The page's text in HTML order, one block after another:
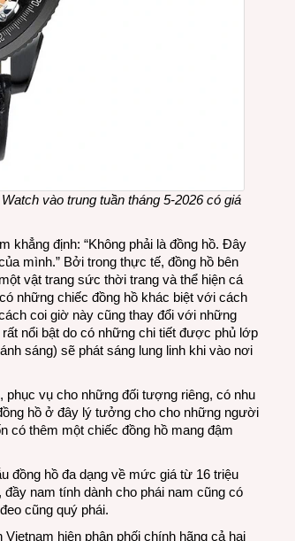
vào trung tuần tháng 5-2026 có giá
khẳng định: “Không phải là đồng hồ. Đây
mình.” Bởi trong thực tế, đồng hồ bên
vật trang sức thời trang và thể hiện cá
những chiếc đồng hồ khác biệt với cách
coi giờ này cũng thay đổi với những
nổi bật do có những chi tiết được phủ lớp
sáng) sẽ phát sáng lung linh khi vào nơi
vụ cho những đối tượng riêng, có nhu
hồ ở đây lý tưởng cho cho những người
có thêm một chiếc đồng hồ mang đậm
đồng hồ đa dạng về mức giá từ 16 triệu
đầy nam tính dành cho phái nam cũng có
cũng quý phái.
hiện phân phối chính hãng cả hai